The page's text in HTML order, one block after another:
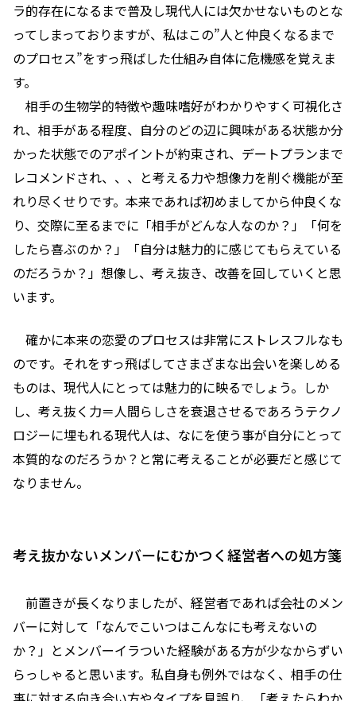
ラ的存在になるまで普及し現代人には欠かせないものとな
ってしまっておりますが、私はこの”人と仲良くなるまで
のプロセス”をすっ飛ばした仕組み自体に危機感を覚えま
す。
相手の生物学的特徴や趣味嗜好がわかりやすく可視化さ
れ、相手がある程度、自分のどの辺に興味がある状態か分
かった状態でのアポイントが約束され、デートプランまで
レコメンドされ、、、と考える力や想像力を削ぐ機能が至
れり尽くせりです。本来であれば初めましてから仲良くな
り、交際に至るまでに「相手がどんな人なのか？」「何を
したら喜ぶのか？」「自分は魅力的に感じてもらえている
のだろうか？」想像し、考え抜き、改善を回していくと思
います。
確かに本来の恋愛のプロセスは非常にストレスフルなも
のです。それをすっ飛ばしてさまざまな出会いを楽しめる
ものは、現代人にとっては魅力的に映るでしょう。しか
し、考え抜く力＝人間らしさを衰退させるであろうテクノ
ロジーに埋もれる現代人は、なにを使う事が自分にとって
本質的なのだろうか？と常に考えることが必要だと感じて
なりません。
考え抜かないメンバーにむかつく経営者への処方箋
前置きが長くなりましたが、経営者であれば会社のメン
バーに対して「なんでこいつはこんなにも考えないの
か？」とメンバーイラついた経験がある方が少なからずい
らっしゃると思います。私自身も例外ではなく、相手の仕